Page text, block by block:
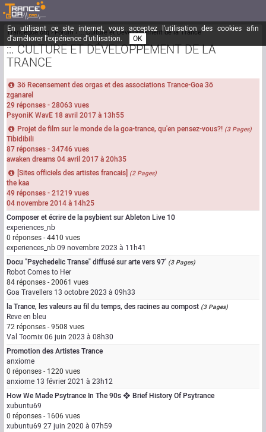
En utilisant ce site internet, vous acceptez l'utilisation des cookies afin
d'améliorer l'expérience d'utilisation.
OK
Trancegoa.org Forum ::. Culture et Développement de la Trance
::. CULTURE ET DÉVELOPPEMENT DE LA
TRANCE
3ö Recensement des orgas et des associations Trance-Goa 3ö
zganarel
29 réponses - 28063 vues
PsyoniK WavE 18 avril 2017 à 13h55
Projet de film sur le monde de la goa-trance, qu'en pensez-vous?! (3 Pages)
Tibidibili
87 réponses - 34746 vues
awaken dreams04 avril 2017 à 20h35
[Sites officiels des artistes francais] (2 Pages)
the kaa
49 réponses - 21219 vues
04 novembre 2014 à 14h25
Composer et écrire de la psybient sur Ableton Live 10
experiences_nb
0 réponses - 4410 vues
experiences_nb09 novembre 2023 à 11h41
Docu "Psychedelic Transe" diffusé sur arte vers 97' (3 Pages)
Robot Comes to Her
84 réponses - 20061 vues
Goa Travellers 13 octobre 2023 à 09h33
la Trance, les valeurs au fil du temps, des racines au compost (3 Pages)
Reve en bleu
72 réponses - 9508 vues
Val Toomix06 juin 2023 à 08h30
Promotion des Artistes Trance
anxiome
0 réponses - 1220 vues
anxiome 13 février 2021 à 23h12
How We Made Psytrance In The 90s ❖ Brief History Of Psytrance
xubuntu69
0 réponses - 1606 vues
xubuntu69 27 juin 2020 à 07h59